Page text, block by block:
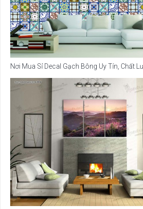
Nơi Mua Sỉ Decal Gạch Bông Uy Tín, Chất